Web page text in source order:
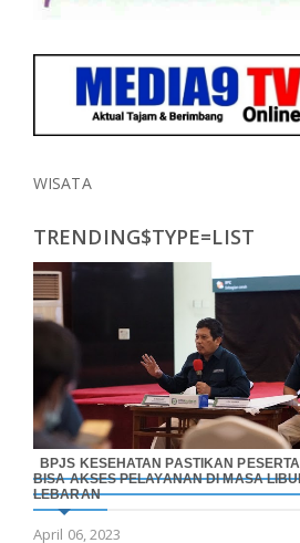
WISATA
TRENDING$TYPE=LIST
BPJS KESEHATAN PASTIKAN
BISA AKSES PELAYANAN DI MASA
LEBARAN
April 06, 2023